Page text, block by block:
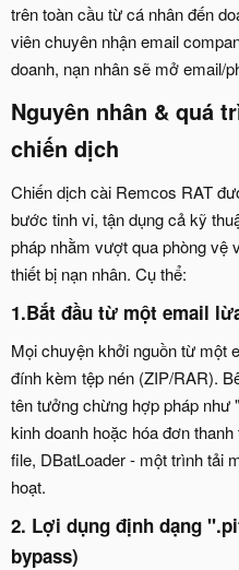
trên toàn cầu từ cá nhân đến
viên chuyên nhận email
doanh, nạn nhân sẽ mở email/
Nguyên nhân & quá
chiến dịch​
Chiến dịch cài Remcos RAT
bước tinh vi, tận dụng cả kỹ
pháp nhằm vượt qua phòng vệ
thiết bị nạn nhân. Cụ thể:
1.Bắt đầu từ một email
Mọi chuyện khởi nguồn từ một
đính kèm tệp nén (ZIP/RAR).
tên tưởng chừng hợp pháp như
kinh doanh hoặc hóa đơn
file, DBatLoader - một trình tải
hoạt.
2. Lợi dụng định dạng
bypass)